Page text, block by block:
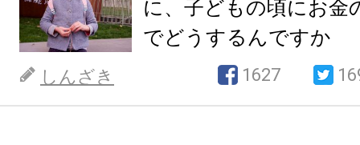
に、子どもの頃にお金
でどうするんですか
しんざき 1627